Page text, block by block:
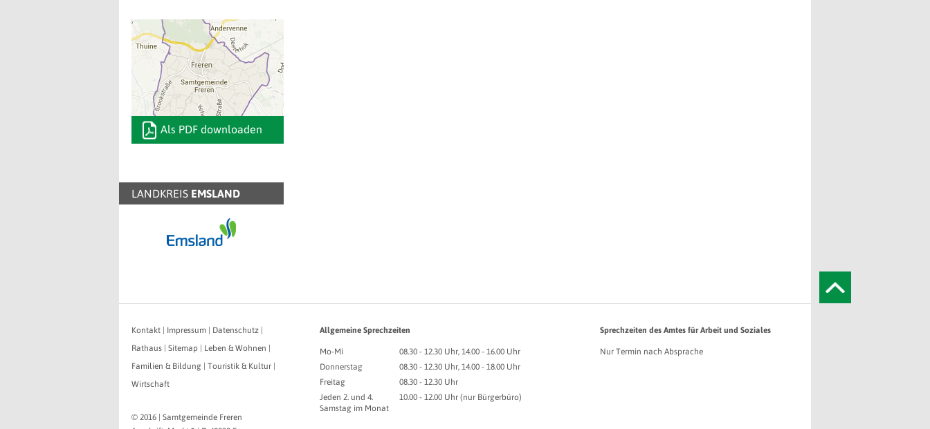
Als PDF downloaden
LANDKREIS EMSLAND
Kontakt Impressum Datenschutz
Rathaus
Sitemap Leben & Wohnen
Familien & Bildung
Touristik & Kultur
Wirtschaft
© 2016 | Samtgemeinde Freren
Allgemeine Sprechzeiten
Mo-Mi
08.30 - 12.30 Uhr, 14.00 - 16.00 Uhr
Donnerstag
08.30 - 12.30 Uhr, 14.00 - 18.00 Uhr
Freitag
08.30 - 12.30 Uhr
Jeden 2. und 4.
Samstag im Monat
10.00 - 12.00 Uhr (nur Bürgerbüro)
Sprechzeiten des Amtes für Arbeit und Soziales
Nur Termin nach Absprache